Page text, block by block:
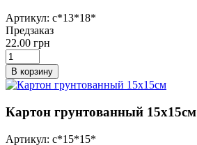
Артикул: с*13*18*
Предзаказ
22.00 грн
В корзину
Картон грунтованный 15х15см
Артикул: с*15*15*